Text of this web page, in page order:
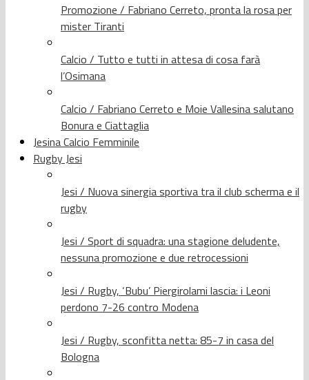
Promozione / Fabriano Cerreto, pronta la rosa per
mister Tiranti
Calcio / Tutto e tutti in attesa di cosa farà
l’Osimana
Calcio / Fabriano Cerreto e Moie Vallesina salutano
Bonura e Ciattaglia
Jesina Calcio Femminile
Rugby Jesi
Jesi / Nuova sinergia sportiva tra il club scherma e il
rugby
Jesi / Sport di squadra: una stagione deludente,
nessuna promozione e due retrocessioni
Jesi / Rugby, ‘Bubu’ Piergirolami lascia: i Leoni
perdono 7-26 contro Modena
Jesi / Rugby, sconfitta netta: 85-7 in casa del
Bologna